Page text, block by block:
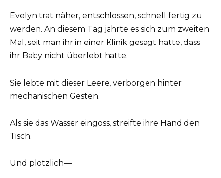
Evelyn trat näher, entschlossen, schnell fertig zu
werden. An diesem Tag jährte es sich zum zweiten
Mal, seit man ihr in einer Klinik gesagt hatte, dass
ihr Baby nicht überlebt hatte.
Sie lebte mit dieser Leere, verborgen hinter
mechanischen Gesten.
Als sie das Wasser eingoss, streifte ihre Hand den
Tisch.
Und plötzlich—